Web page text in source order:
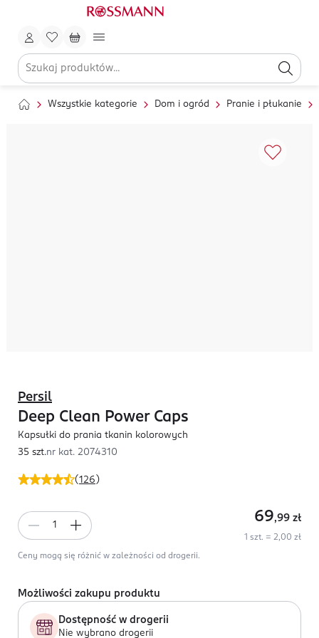
Wszystkie kategorie Dom i ogród Pranie i płukanie
(126 )
Persil
Deep Clean Power Caps
Kapsułki do prania tkanin kolorowych
35 szt.nr kat. 2074310
69,99 zł
1 szt. = 2,00 zł
Ceny mogą się różnić w zależności od drogerii.
Możliwości zakupu produktu
Dostępność w drogerii
Nie wybrano drogerii